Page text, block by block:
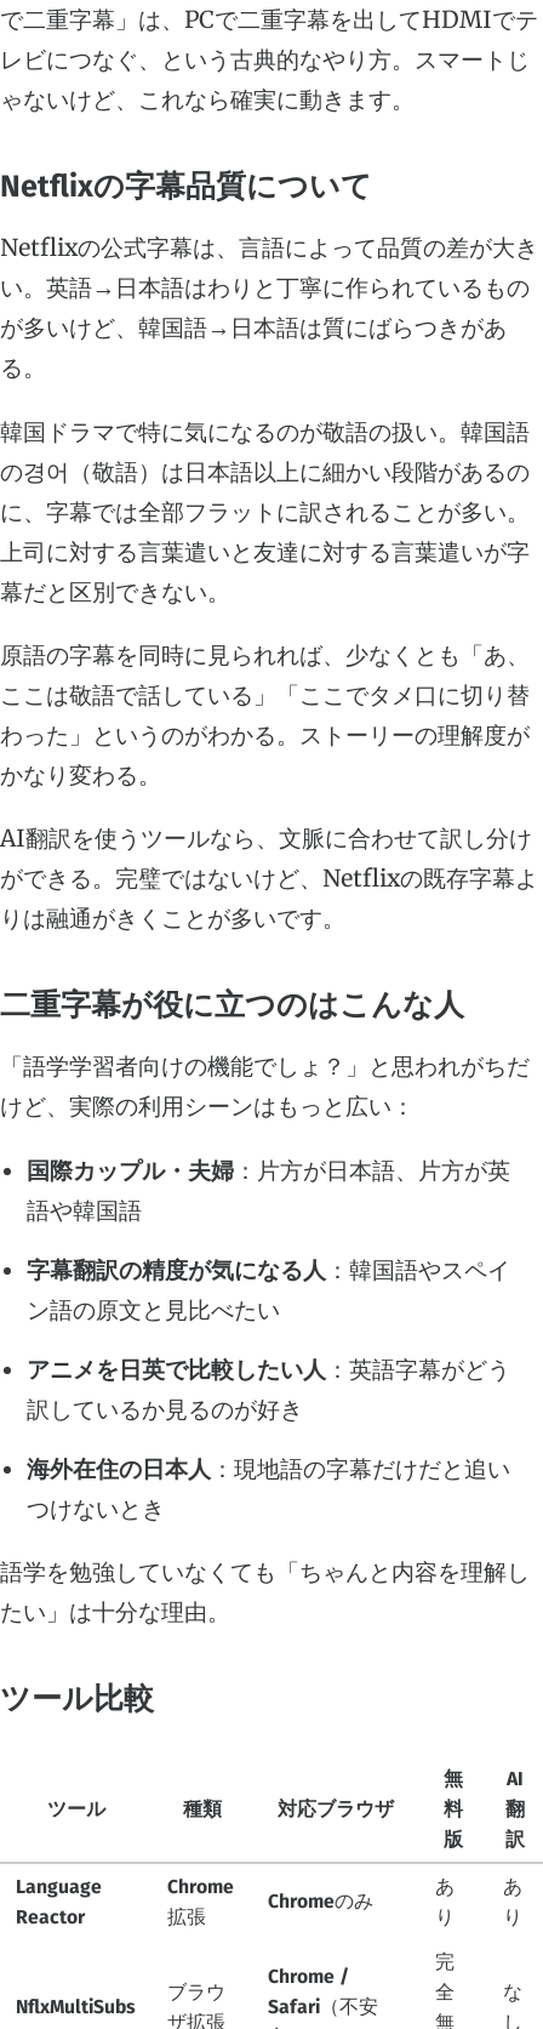
で二重字幕」は、PCで二重字幕を出してHDMIでテ
レビにつなぐ、という古典的なやり方。スマートじ
ゃないけど、これなら確実に動きます。
Netflixの字幕品質について
Netflixの公式字幕は、言語によって品質の差が大き
い。英語→日本語はわりと丁寧に作られているもの
が多いけど、韓国語→日本語は質にばらつきがあ
る。
韓国ドラマで特に気になるのが敬語の扱い。韓国語
の경어（敬語）は日本語以上に細かい段階があるの
に、字幕では全部フラットに訳されることが多い。
上司に対する言葉遣いと友達に対する言葉遣いが字
幕だと区別できない。
原語の字幕を同時に見られれば、少なくとも「あ、
ここは敬語で話している」「ここでタメ口に切り替
わった」というのがわかる。ストーリーの理解度が
かなり変わる。
AI翻訳を使うツールなら、文脈に合わせて訳し分け
ができる。完璧ではないけど、Netflixの既存字幕よ
りは融通がきくことが多いです。
二重字幕が役に立つのはこんな人
「語学学習者向けの機能でしょ？」と思われがちだ
けど、実際の利用シーンはもっと広い：
国際カップル・夫婦 ：片方が日本語、片方が英
語や韓国語
字幕翻訳の精度が気になる人 ：韓国語やスペイ
ン語の原文と見比べたい
アニメを日英で比較したい人 ：英語字幕がどう
訳しているか見るのが好き
海外在住の日本人 ：現地語の字幕だけだと追い
つけないとき
語学を勉強していなくても「ちゃんと内容を理解し
たい」は十分な理由。
ツール比較
ツール 種類 対応ブラウザ
無
料
版
AI
翻
訳
Language
Reactor
Chrome
拡張
Chromeのみ
あ
り
あ
り
NflxMultiSubs
ブラウ
ザ拡張
Chrome /
Safari（不安
完
全
無
な
し